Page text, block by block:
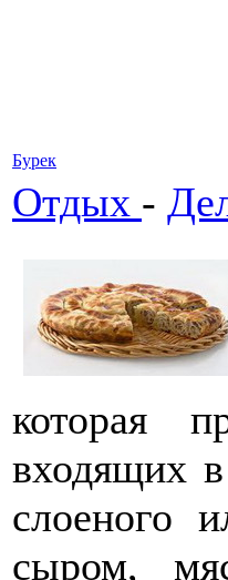
Бурек
Отдых -
которая
входящих
слоеного
сыром,